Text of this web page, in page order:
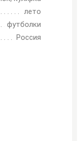
лето
футболки
Россия